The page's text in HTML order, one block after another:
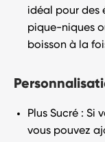
idéal pour des
pique-niques
boisson à la
Plus Sucré : Si
vous pouvez